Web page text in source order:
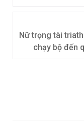
Nữ trọng tài
chạy bộ đến